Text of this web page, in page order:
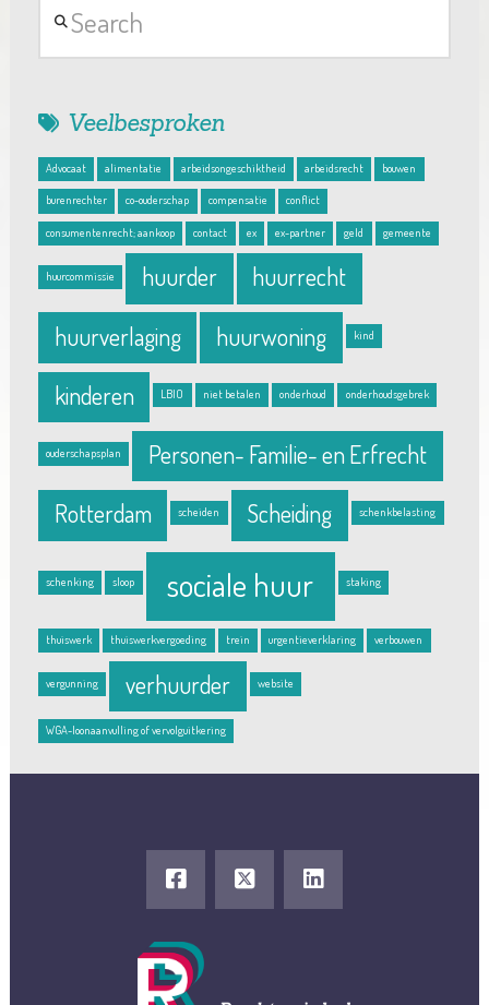
Veelbesproken
Advocaat alimentatie arbeidsongeschiktheid arbeidsrecht bouwen
burenrechter co-ouderschap compensatie conflict
consumentenrecht; aankoop contact ex ex-partner geld gemeente
huurcommissie huurder huurrecht
huurverlaging huurwoning kind
kinderen LBIO niet betalen onderhoud onderhoudsgebrek
ouderschapsplan Personen- Familie- en Erfrecht
Rotterdam scheiden Scheiding schenkbelasting
schenking sloop sociale huur staking
thuiswerk thuiswerkvergoeding trein urgentieverklaring verbouwen
vergunning verhuurder website
WGA-loonaanvulling of vervolguitkering